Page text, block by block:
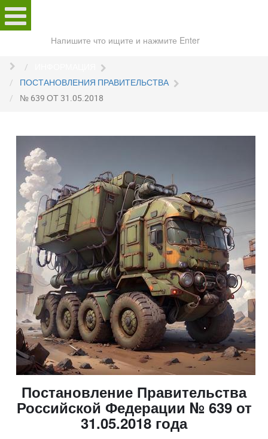
сайту
ПОСТАНОВЛЕНИЯ ПРАВИТЕЛЬСТВА
№ 639 ОТ 31.05.2018
Постановление Правительства
Российской Федерации № 639 от
31.05.2018 года